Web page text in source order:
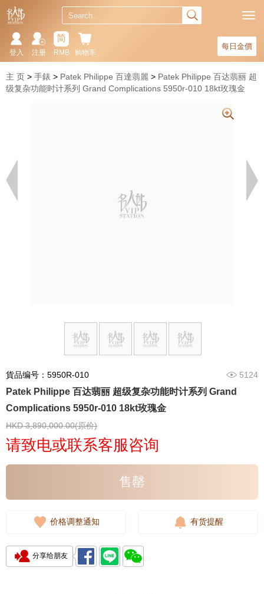
每日金價
购物车
简
RMB
注册
登入
主 页 手錶 Patek Philippe 百達翡麗
Patek Philippe 百达翡丽 超
级复杂功能时计系列 Grand Complications 5950r-010 18kt玫瑰金
貨品编号：5950R-010 5124
Patek Philippe 百达翡丽 超级复杂功能时计系列 Grand
Complications 5950r-010 18kt玫瑰金
HKD 3,890,000.00(原价)
请致电或联系客服咨询
售罄
价格调整通知 有货提醒
分享给朋友